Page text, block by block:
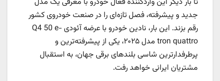
جدید و پیشرفته، فصل تازه‌ای را در صنعت خودروی کشور
رقم بزند. این بار، نادین خودرو با عرضه آئودی Q4 50 e-
tron quattro مدل ۲۰۲۵، یکی از پیشرفته‌ترین و
پرطرفدارترین شاسی‌ بلندهای برقی جهان، به استقبال
مشتریان ایرانی خواهد رفت.